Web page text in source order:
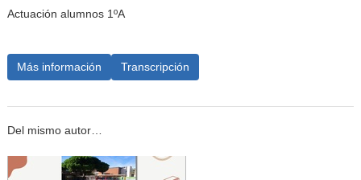
Actuación alumnos 1ºA
Más información Transcripción
Del mismo autor…